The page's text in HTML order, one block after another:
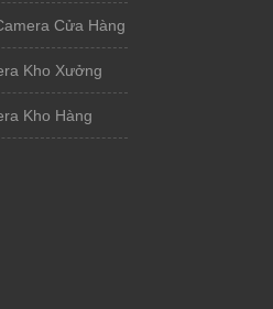
Cửa Hàng
Kho Xưởng
Kho Hàng